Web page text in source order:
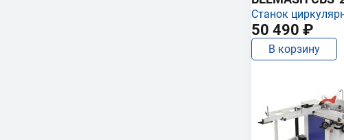
Станок
50 490 ₽
В корзину